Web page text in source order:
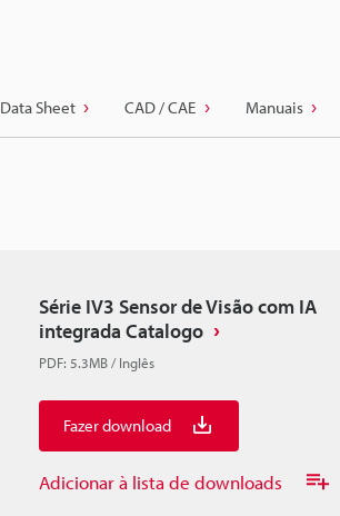
Data Sheet CAD / CAE Manuais
Série IV3 Sensor de Visão com IA
integrada Catalogo
PDF: 5.3MB/Inglês
Fazer download
Adicionar à lista de downloads